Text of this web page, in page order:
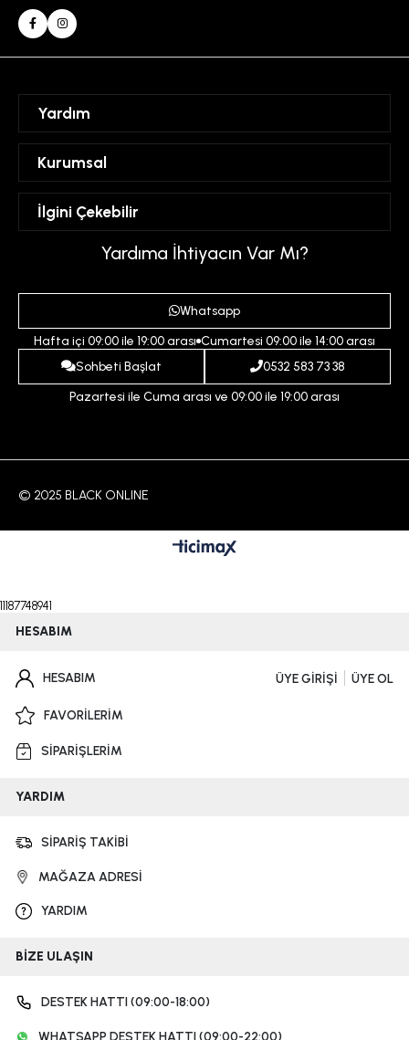
Yardım
Hesabım
Favorilerim
Kurumsal
Mesafeli Satış Sözleşmesi
Üyelik Sözleşmesi
Gizlilik ve Güvenlik Politikası
Ödeme ve Teslimat Koşulları
İptal ve İade Koşulları
İlgini Çekebilir
İndirim
Yardıma İhtiyacın Var Mı?
Whatsapp
Hafta içi 09:00 ile 19:00 arası Cumartesi 09:00 ile 14:00 arası
Sohbeti Başlat
0532 583 73 38
Pazartesi ile Cuma arası ve 09:00 ile 19:00 arası
© 2025 BLACK ONLINE
11187748941
HESABIM
HESABIM ÜYE GİRİŞİ ÜYE OL
FAVORİLERİM
SİPARİŞLERİM
YARDIM
SİPARİŞ TAKİBİ
MAĞAZA ADRESİ
YARDIM
BİZE ULAŞIN
DESTEK HATTI (09:00-18:00)
WHATSAPP DESTEK HATTI (09:00-22:00)